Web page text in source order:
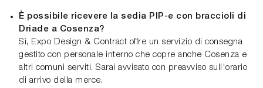
È possibile ricevere la sedia PIP-e con braccioli di
Driade a Cosenza?
Sì, Expo Design & Contract offre un servizio di consegna
gestito con personale interno che copre anche Cosenza e
altri comuni serviti. Sarai avvisato con preavviso sull'orario
di arrivo della merce.